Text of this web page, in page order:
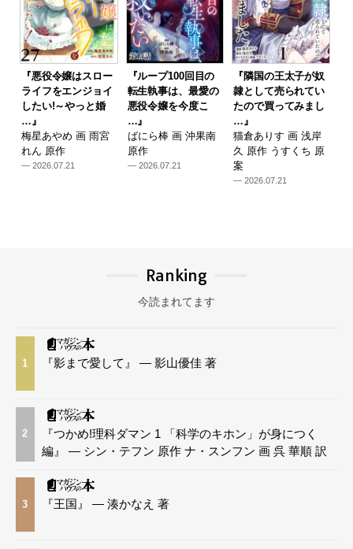
『悪役令嬢はスロー
ライフをエンジョイ
したい!～やっと婚
…』
梅星あやめ 画 雨宮
れん 原作
— 2026.07.21
『ループ100回目の
転生執事は、最愛の
悪役令嬢を今度こ
…』
ばにら棒 画 沖果南
原作
— 2026.07.21
『隣国の王太子が奴
隷として売られてい
たので買ってみまし
…』
猫倉ありす 画 浅岸
久 原作 うすくち 原
案
— 2026.07.21
Ranking
今読まれてます
1 『影まで愛して』 — 影山優佳 著
2
『つかめ!理科ダマン 1 「科学のキホン」が身につく
編』 — シン・テフン 原作 ナ・スンフン 画 呉 華順 訳
3 『王国』 — 湊かなえ 著